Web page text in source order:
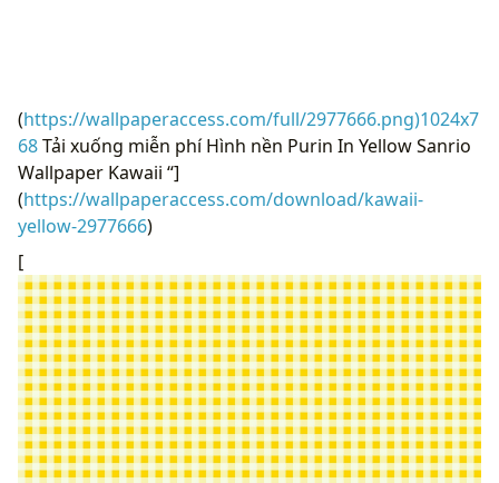
(https://wallpaperaccess.com/full/2977666.png)1024x7
68Tải xuống miễn phí Hình nền Purin In Yellow Sanrio
Wallpaper Kawaii “]
(https://wallpaperaccess.com/download/kawaii-
yellow-2977666)
[